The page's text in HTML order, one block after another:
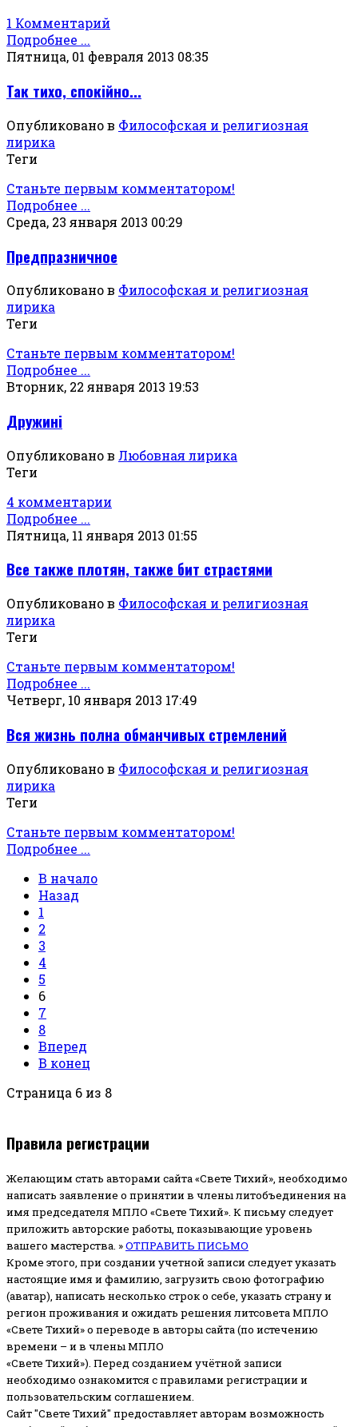
1 Комментарий
Подробнее ...
Пятница, 01 февраля 2013 08:35
Так тихо, спокiйно...
Опубликовано в Философская и религиозная
лирика
Теги
Станьте первым комментатором!
Подробнее ...
Среда, 23 января 2013 00:29
Предпразничное
Опубликовано в Философская и религиозная
лирика
Теги
Станьте первым комментатором!
Подробнее ...
Вторник, 22 января 2013 19:53
Дружинi
Опубликовано в Любовная лирика
Теги
4 комментарии
Подробнее ...
Пятница, 11 января 2013 01:55
Все также плотян, также бит страстями
Опубликовано в Философская и религиозная
лирика
Теги
Станьте первым комментатором!
Подробнее ...
Четверг, 10 января 2013 17:49
Вся жизнь полна обманчивых стремлений
Опубликовано в Философская и религиозная
лирика
Теги
Станьте первым комментатором!
Подробнее ...
В начало
Назад
1
2
3
4
5
6
7
8
Вперед
В конец
Страница 6 из 8
Правила регистрации
Желающим стать авторами сайта «Свете Тихий», необходимо
написать заявление о принятии в члены литобъединения на
имя председателя МПЛО «Свете Тихий». К письму следует
приложить авторские работы, показывающие уровень
вашего мастерства. »ОТПРАВИТЬ ПИСЬМО
Кроме этого, при создании учетной записи следует указать
настоящие имя и фамилию, загрузить свою фотографию
(аватар), написать несколько строк о себе, указать страну и
регион проживания и ожидать решения литсовета МПЛО
«Свете Тихий» о переводе в авторы сайта (по истечению
времени – и в члены МПЛО
«Свете Тихий»). Перед созданием учётной записи
необходимо ознакомится с правилами регистрации и
пользовательским соглашением.
Сайт "Свете Тихий" предоставляет авторам возможность